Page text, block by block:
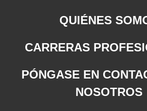
QUIÉNES
CARRERAS
PÓNGASE EN
NOSOTROS